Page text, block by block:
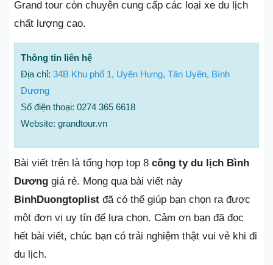
Grand tour còn chuyên cung cấp các loại xe du lịch
chất lượng cao.
Thông tin liên hệ
Địa chỉ: 34B Khu phố 1, Uyên Hưng, Tân Uyên, Bình
Dương
Số điện thoại: 0274 365 6618
Website: grandtour.vn
Bài viết trên là tổng hợp top 8 công ty du lịch Bình
Dương giá rẻ. Mong qua bài viết này
BinhDuongtoplist đã có thể giúp bạn chọn ra được
một đơn vị uy tín để lựa chọn. Cảm ơn bạn đã đọc
hết bài viết, chúc bạn có trải nghiệm thật vui vẻ khi đi
du lịch.